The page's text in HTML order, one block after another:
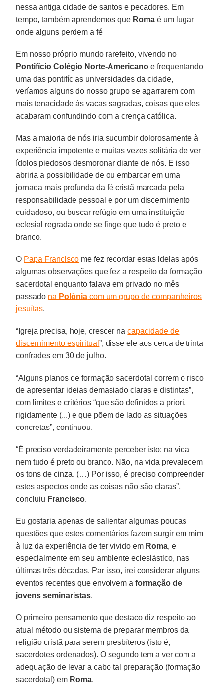
nessa antiga cidade de santos e pecadores. Em
tempo, também aprendemos que Roma é um lugar
onde alguns perdem a fé
Em nosso próprio mundo rarefeito, vivendo no
Pontifício Colégio Norte-Americano e frequentando
uma das pontifícias universidades da cidade,
veríamos alguns do nosso grupo se agarrarem com
mais tenacidade às vacas sagradas, coisas que eles
acabaram confundindo com a crença católica.
Mas a maioria de nós iria sucumbir dolorosamente à
experiência impotente e muitas vezes solitária de ver
ídolos piedosos desmoronar diante de nós. E isso
abriria a possibilidade de ou embarcar em uma
jornada mais profunda da fé cristã marcada pela
responsabilidade pessoal e por um discernimento
cuidadoso, ou buscar refúgio em uma instituição
eclesial regrada onde se finge que tudo é preto e
branco.
O Papa Francisco me fez recordar estas ideias após
algumas observações que fez a respeito da formação
sacerdotal enquanto falava em privado no mês
passado na Polônia com um grupo de companheiros
jesuítas.
“Igreja precisa, hoje, crescer nacapacidade de
discernimento espiritual”, disse ele aos cerca de trinta
confrades em 30 de julho.
“Alguns planos de formação sacerdotal correm o risco
de apresentar ideias demasiado claras e distintas”,
com limites e critérios “que são definidos a priori,
rigidamente (...) e que põem de lado as situações
concretas”, continuou.
“É preciso verdadeiramente perceber isto: na vida
nem tudo é preto ou branco. Não, na vida prevalecem
os tons de cinza. (…) Por isso, é preciso compreender
estes aspectos onde as coisas não são claras”,
concluiu Francisco.
Eu gostaria apenas de salientar algumas poucas
questões que estes comentários fazem surgir em mim
à luz da experiência de ter vivido em Roma, e
especialmente em seu ambiente eclesiástico, nas
últimas três décadas. Par isso, irei considerar alguns
eventos recentes que envolvem aformação de
jovens seminaristas.
O primeiro pensamento que destaco diz respeito ao
atual método ou sistema de preparar membros da
religião cristã para serem presbíteros (isto é,
sacerdotes ordenados). O segundo tem a ver com a
adequação de levar a cabo tal preparação (formação
sacerdotal) em Roma.